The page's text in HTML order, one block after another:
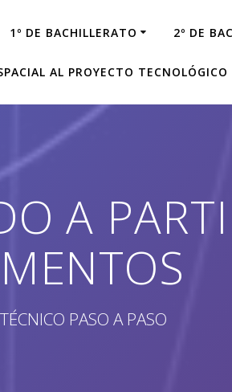
1º DE BACHILLERATO 2º DE
AL PROYECTO TECNOLÓGICO
A
PASO A PASO